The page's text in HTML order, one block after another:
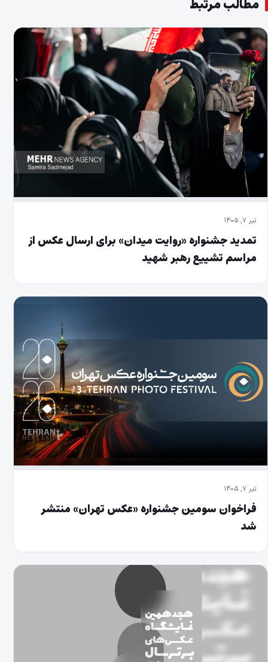
مطالب مرتبط
تیر ۷, ۱۴۰۵
تمدید جشنواره «روایت میدان» برای ارسال عکس از
مراسم تشییع رهبر شهید
تیر ۷, ۱۴۰۵
فراخوان سومین جشنواره «عکس تهران» منتشر
شد